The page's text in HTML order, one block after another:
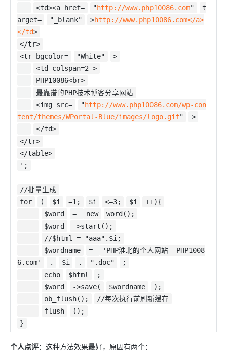
<td><a href=
"http://www.php10086.com"
t
arget=
"_blank" >http://www.php10086.com</a>
</td>
</tr>
<tr bgcolor=
"White"
>
<td colspan=2 >
PHP10086<br>
最靠谱的PHP技术博客分享网站
<img src=
"http://www.php10086.com/wp-con
tent/themes/WPortal-Blue/images/logo.gif"
>
</td>
</tr>
</table>
';
//批量生成
for
( $i =1; $i <=3; $i
++){
$word
= new
word();
$word
->start();
//$html = "aaa".$i;
$wordname
=
'PHP淮北的个人网站--PHP1008
6.com'
. $i . ".doc"
;
echo
$html
;
$word
->save( $wordname
);
ob_flush();
//每次执行前刷新缓存
flush
();
}
个人点评：这种方法效果最好，原因有两个：